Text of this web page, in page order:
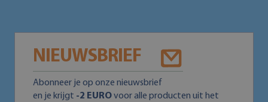
NIEUWSBRIEF
Abonneer je op onze nieuwsbrief
en je krijgt -2 EUROvoor alle producten uit het